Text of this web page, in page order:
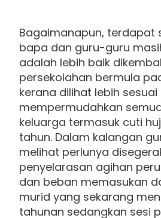
Bagaimanapun, terdapat
bapa dan guru-guru
adalah lebih baik
persekolahan bermula
kerana dilihat lebih sesuai
mempermudahkan
keluarga termasuk cuti
tahun. Dalam kalangan
melihat perlunya
penyelarasan agihan
dan beban memasukan
murid yang sekarang
tahunan sedangkan sesi